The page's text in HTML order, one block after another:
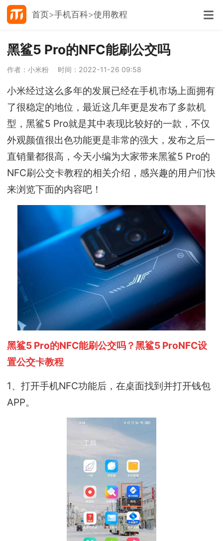
首页 手机百科 使用教程
黑鲨5 Pro的NFC能刷公交吗
作者：小米粉 时间：2022-11-26 09:58
小米经过这么多年的发展已经在手机市场上面拥有
了很稳定的地位，最近这几年更是发布了多款机
型，黑鲨5 Pro就是其中表现比较好的一款，不仅
外观颜值很出色功能更是非常的强大，发布之后一
直销量都很高，今天小编为大家带来黑鲨5 Pro的
NFC刷公交卡教程的相关介绍，感兴趣的用户们快
来浏览下面的内容吧！
黑鲨5 Pro的NFC能刷公交吗？黑鲨5 ProNFC设
置公交卡教程
1、打开手机NFC功能后，在桌面找到并打开钱包
APP。